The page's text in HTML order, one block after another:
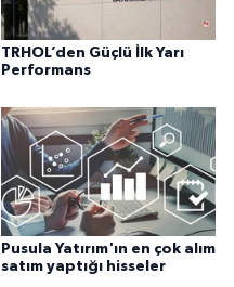
TRHOL’den Güçlü İlk Yarı
Performans
Pusula Yatırım'ın en çok alım
satım yaptığı hisseler